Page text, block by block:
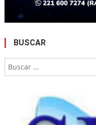
BUSCAR